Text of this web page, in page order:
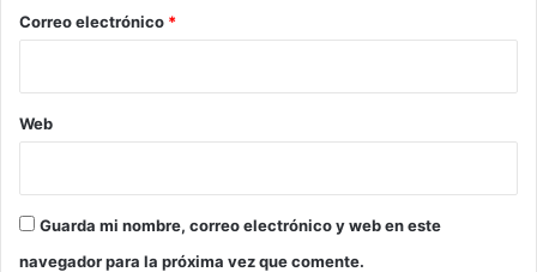
*
Correo electrónico *
Web
Guarda mi nombre, correo electrónico y web en este
navegador para la próxima vez que comente.